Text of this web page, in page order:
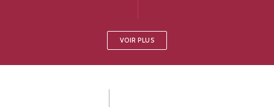
VOIR PLUS